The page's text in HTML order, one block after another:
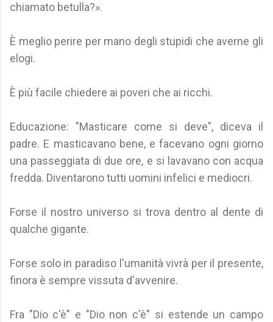
chiamato betulla?».
È meglio perire per mano degli stupidi che averne gli
elogi.
È più facile chiedere ai poveri che ai ricchi.
Educazione: "Masticare come si deve", diceva il
padre. E masticavano bene, e facevano ogni giorno
una passeggiata di due ore, e si lavavano con acqua
fredda. Diventarono tutti uomini infelici e mediocri.
Forse il nostro universo si trova dentro al dente di
qualche gigante.
Forse solo in paradiso l'umanità vivrà per il presente,
finora è sempre vissuta d'avvenire.
Fra "Dio c'è" e "Dio non c'è" si estende un campo